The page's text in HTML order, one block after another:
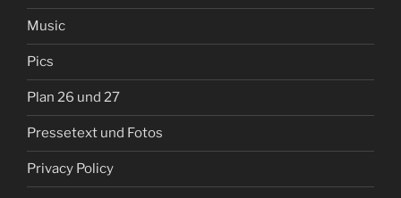
Music
Pics
Plan 26 und 27
Pressetext und Fotos
Privacy Policy